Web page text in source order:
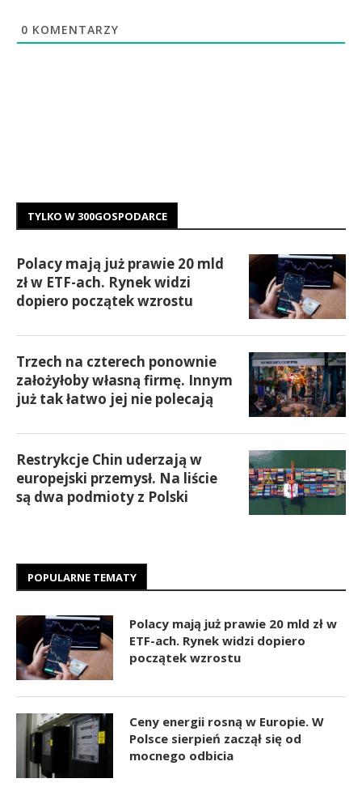
0 KOMENTARZY
TYLKO W 300GOSPODARCE
Polacy mają już prawie 20 mld
zł w ETF-ach. Rynek widzi
dopiero początek wzrostu
Trzech na czterech ponownie
założyłoby własną firmę. Innym
już tak łatwo jej nie polecają
Restrykcje Chin uderzają w
europejski przemysł. Na liście
są dwa podmioty z Polski
POPULARNE TEMATY
Polacy mają już prawie 20 mld zł w
ETF-ach. Rynek widzi dopiero
początek wzrostu
Ceny energii rosną w Europie. W
Polsce sierpień zaczął się od
mocnego odbicia